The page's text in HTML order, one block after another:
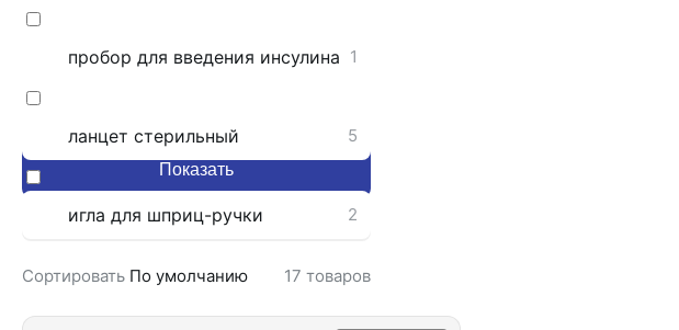
пробор для введения инсулина 1
ланцет стерильный 5
игла для шприц-ручки 2
Показать
Сбросить фильтры
Сортировать По умолчанию 17 товаров